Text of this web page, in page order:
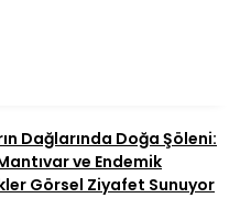
Dağlarında Doğa Şöleni:
ve Endemik
Görsel Ziyafet Sunuyor